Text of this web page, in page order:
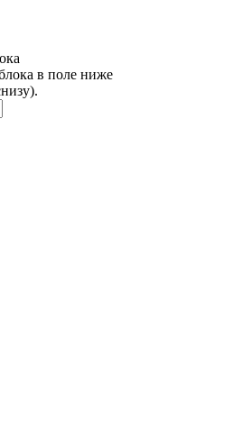
в поле ниже